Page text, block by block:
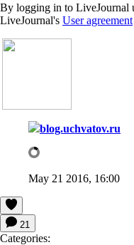
By logging in to LiveJournal
LiveJournal's User agreement
blog.uchvatov.ru
May 21 2016, 16:00
21
Categories: